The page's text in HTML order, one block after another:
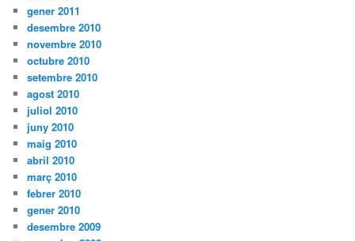
gener 2011
desembre 2010
novembre 2010
octubre 2010
setembre 2010
agost 2010
juliol 2010
juny 2010
maig 2010
abril 2010
març 2010
febrer 2010
gener 2010
desembre 2009